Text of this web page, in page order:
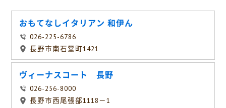
おもてなしイタリアン 和伊ん
026-225-6786
長野市南石堂町1421
ヴィーナスコート 長野
026-256-8000
長野市西尾張部1118－1